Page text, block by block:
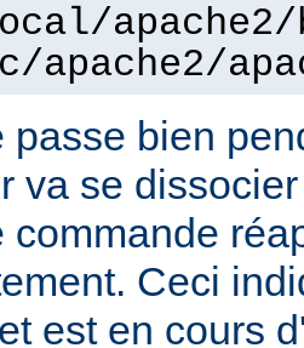
passe bien
va se
commande
Ceci
est en cours